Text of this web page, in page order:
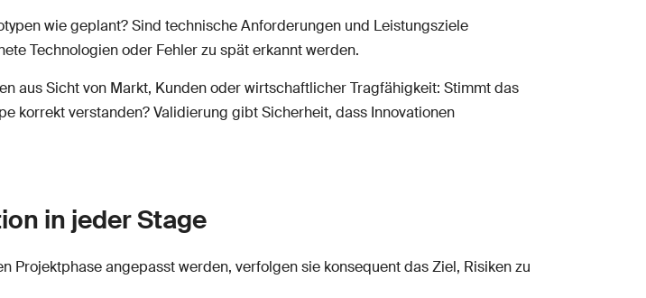
wie geplant? Sind technische Anforderungen und Leistungsziele
Technologien oder Fehler zu spät erkannt werden.
aus Sicht von Markt, Kunden oder wirtschaftlicher Tragfähigkeit: Stimmt das
korrekt verstanden? Validierung gibt Sicherheit, dass Innovationen
in jeder Stage
angepasst werden, verfolgen sie konsequent das Ziel, Risiken zu